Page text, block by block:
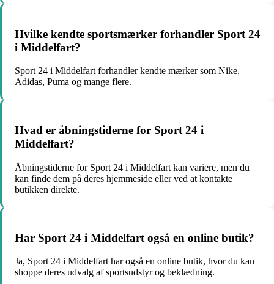
Hvilke kendte sportsmærker forhandler Sport 24
i Middelfart?
Sport 24 i Middelfart forhandler kendte mærker som Nike,
Adidas, Puma og mange flere.
Hvad er åbningstiderne for Sport 24 i
Middelfart?
Åbningstiderne for Sport 24 i Middelfart kan variere, men du
kan finde dem på deres hjemmeside eller ved at kontakte
butikken direkte.
Har Sport 24 i Middelfart også en online butik?
Ja, Sport 24 i Middelfart har også en online butik, hvor du kan
shoppe deres udvalg af sportsudstyr og beklædning.